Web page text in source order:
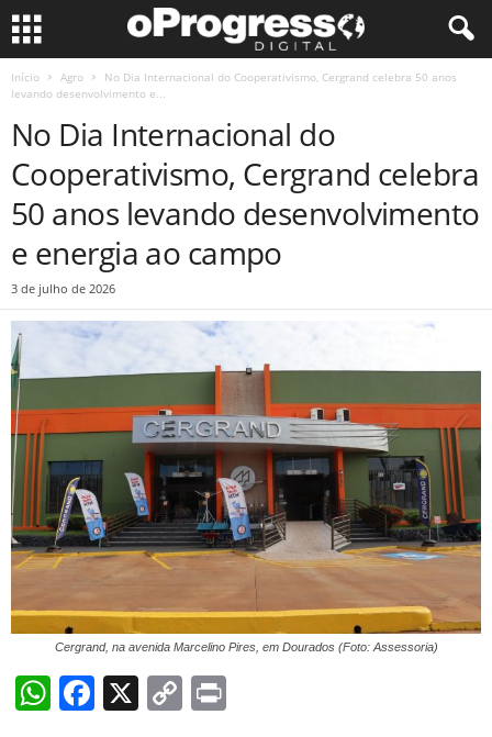
Início Agro
No Dia Internacional do Cooperativismo, Cergrand celebra 50 anos
levando desenvolvimento e...
No Dia Internacional do
Cooperativismo, Cergrand celebra
50 anos levando desenvolvimento
e energia ao campo
3 de julho de 2026
Cergrand, na avenida Marcelino Pires, em Dourados (Foto: Assessoria)
W
F
X
C